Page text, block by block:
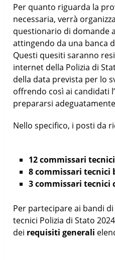
Per quanto riguarda la
necessaria, verrà
questionario di domande
attingendo da una banca
Questi quesiti saranno
internet della Polizia di
della data prevista per lo
offrendo così ai candidati
prepararsi
Nello specifico, i posti da
12 commissari
8 commissari tecnici
3 commissari tecnici
Per partecipare ai bandi
tecnici Polizia di Stato
dei requisiti generali